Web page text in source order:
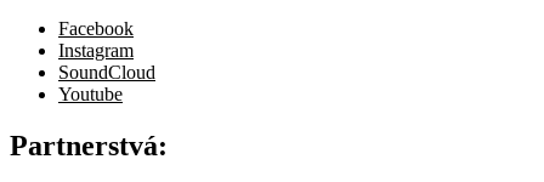
Facebook
Instagram
SoundCloud
Youtube
Partnerstvá: